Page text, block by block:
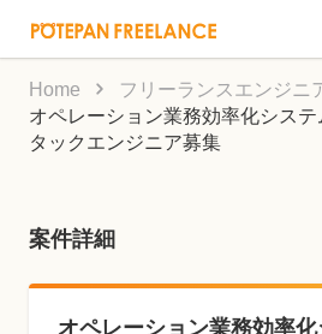
Home
フリーランスエンジニ
オペレーション業務効率化シス
タックエンジニア募集
案件詳細
オペレーション業務効率